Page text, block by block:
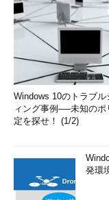
Windows 10のトラブル
ィング事例──未知のポ
定を探せ！ (1/2)
発環